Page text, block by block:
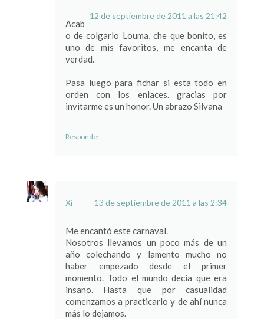
12 de septiembre de 2011 a las 21:42
Acab
o de colgarlo Louma, che que bonito, es
uno de mis favoritos, me encanta de
verdad.
Pasa luego para fichar si esta todo en
orden con los enlaces. gracias por
invitarme es un honor. Un abrazo Silvana
Responder
Xi 13 de septiembre de 2011 a las 2:34
Me encantó este carnaval.
Nosotros llevamos un poco más de un
año colechando y lamento mucho no
haber empezado desde el primer
momento. Todo el mundo decía que era
insano. Hasta que por casualidad
comenzamos a practicarlo y de ahí nunca
más lo dejamos.